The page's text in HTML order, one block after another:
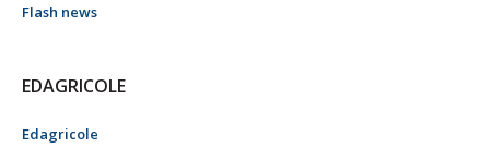
Flash news
EDAGRICOLE
Edagricole